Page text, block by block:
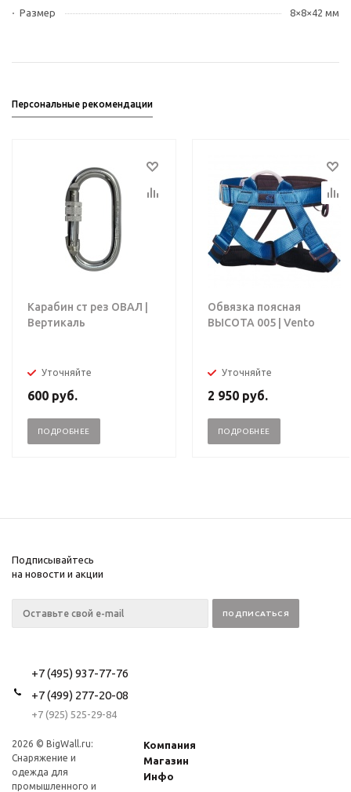
Размер
8×8×42 мм
Персональные рекомендации
Карабин ст рез ОВАЛ |
Вертикаль
Уточняйте
600 руб.
ПОДРОБНЕЕ
Обвязка поясная
ВЫСОТА 005 | Vento
Уточняйте
2 950 руб.
ПОДРОБНЕЕ
Подписывайтесь
на новости и акции
+7 (495) 937-77-76
+7 (499) 277-20-08
+7 (925) 525-29-84
2026 © BigWall.ru:
Снаряжение и
одежда для
промышленного и
Компания
Магазин
Инфо